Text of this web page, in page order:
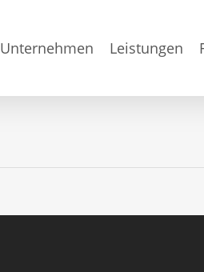
Unternehmen Leistungen